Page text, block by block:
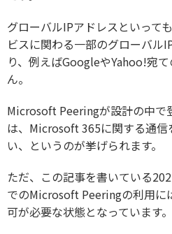
グローバルIPアドレスといって
ビスに関わる一部のグローバル
り、例えばGoogleやYahoo!宛
ん。
Microsoft Peeringが設計の中で
は、Microsoft 365に関する通
い、というのが挙げられます。
ただ、この記事を書いている
でのMicrosoft Peeringの利用に
可が必要な状態となっています。